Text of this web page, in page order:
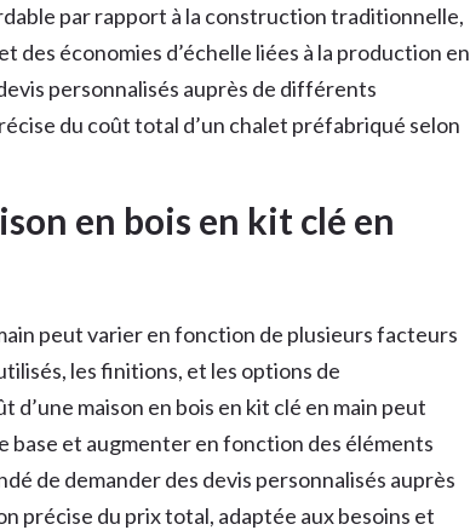
par rapport à la construction traditionnelle,
des économies d’échelle liées à la production en
personnalisés auprès de différents
du coût total d’un chalet préfabriqué selon
en bois en kit clé en
peut varier en fonction de plusieurs facteurs
les finitions, et les options de
maison en bois en kit clé en main peut
base et augmenter en fonction des éléments
de demander des devis personnalisés auprès
précise du prix total, adaptée aux besoins et